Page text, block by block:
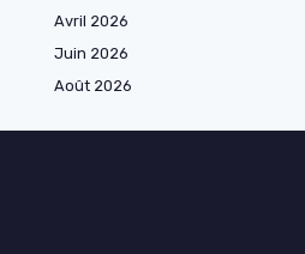
Avril 2026
Juin 2026
Août 2026